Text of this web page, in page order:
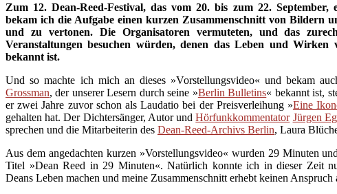
Zum 12. Dean-Reed-Festival, das vom 20. bis zum 22.
bekam ich die Aufgabe einen kurzen Zusammenschnitt von Bildern
und zu vertonen. Die Organisatoren vermuteten, und das
Veranstaltungen besuchen würden, denen das Leben und Wirken
bekannt ist.
Und so machte ich mich an dieses »Vorstellungsvideo« und bekam
Grossman, der unserer Lesern durch seine »Berlin Bulletins« bekannt ist,
er zwei Jahre zuvor schon als Laudatio bei der Preisverleihung »Eine
gehalten hat. Der Dichtersänger, Autor undHörfunkkommentator Jürgen
sprechen und die Mitarbeiterin des Dean-Reed-Archivs Berlin, Laura
Aus dem angedachten kurzen »Vorstellungsvideo« wurden 29 Minuten
Titel »Dean Reed in 29 Minuten«. Natürlich konnte ich in dieser Zeit
Deans Leben machen und meine Zusammenschnitt erhebt keinen